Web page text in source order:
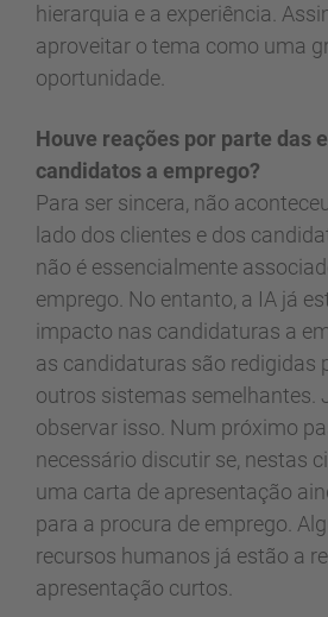
hierarquia e a experiência.
aproveitar o tema como uma
oportunidade.
Houve reações por parte das
candidatos a emprego?
Para ser sincera, não
lado dos clientes e dos
não é essencialmente
emprego. No entanto, a IA já
impacto nas candidaturas a
as candidaturas são redigidas
outros sistemas semelhantes.
observar isso. Num próximo
necessário discutir se, nestas
uma carta de apresentação
para a procura de emprego.
recursos humanos já estão a
apresentação curtos.